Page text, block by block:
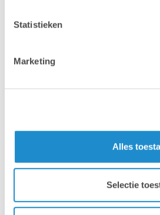
Statistieken
Marketing
Alles
Selectie
Thema: Digitalisering
Onze
Lab9 Academy heeft
opleidingslocaties verspreid